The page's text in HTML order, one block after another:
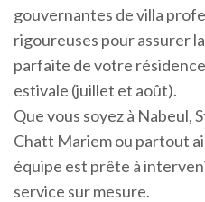
gouvernantes de villa
rigoureuses pour assurer
parfaite de votre
estivale (juillet et août).
Que vous soyez à Nabeul,
Chatt Mariem ou partout
équipe est prête à
service sur mesure.